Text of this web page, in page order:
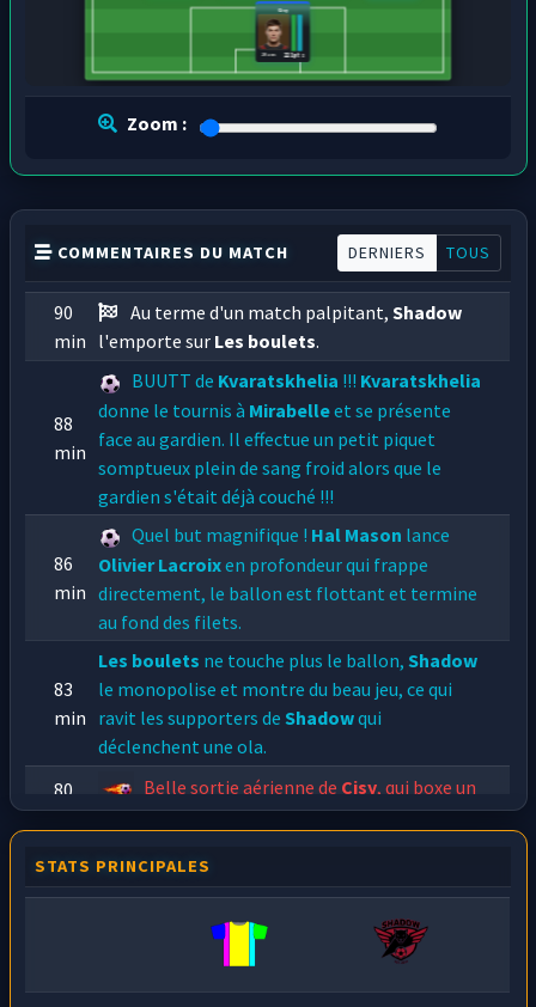
Cisy
221 pts
20 ans
Zoom :
COMMENTAIRES DU MATCH DERNIERS TOUS
90
min
Au terme d'un match palpitant,Shadow
l'emporte sur Les boulets.
88
min
BUUTT de Kvaratskhelia !!! Kvaratskhelia
donne le tournis à Mirabelleet se présente
face au gardien. Il effectue un petit piquet
somptueux plein de sang froid alors que le
gardien s'était déjà couché !!!
86
min
Quel but magnifique ! Hal Mason lance
Olivier Lacroixen profondeur qui frappe
directement, le ballon est flottant et termine
au fond des filets.
83
min
Les boulets ne touche plus le ballon, Shadow
le monopolise et montre du beau jeu, ce qui
ravit les supporters de Shadowqui
déclenchent une ola.
80
min
Belle sortie aérienne de Cisy, qui boxe un
79
A la suite d'un joli geste technique de
Cerise,Wingne peut que laisser trainer sa
jambe. L'arbitre siffle faute!
STATS PRINCIPALES